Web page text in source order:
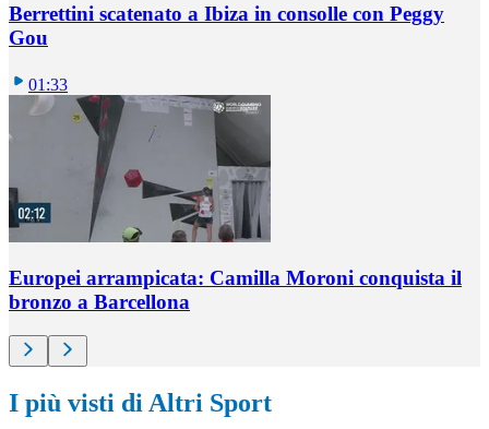
Berrettini scatenato a Ibiza in consolle con Peggy
Gou
01:33
Europei arrampicata: Camilla Moroni conquista il
bronzo a Barcellona
I più visti di Altri Sport